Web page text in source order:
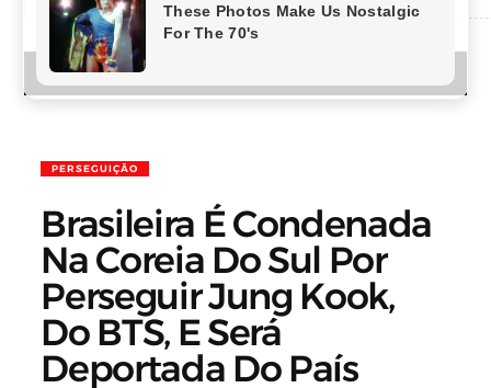
MENU
PERSEGUIÇÃO
Brasileira É Condenada
Na Coreia Do Sul Por
Perseguir Jung Kook,
Do BTS, E Será
Deportada Do País